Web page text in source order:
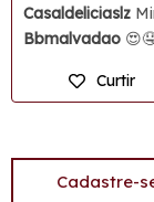
Casaldeliciaslz
Bbmalvadao
Curtir
Cadastre-